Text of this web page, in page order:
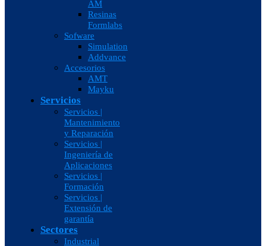
AM
Resinas
Formlabs
Sofware
Simulation
Addvance
Accesorios
AMT
Mayku
Servicios
Servicios |
Mantenimiento
y Reparación
Servicios |
Ingeniería de
Aplicaciones
Servicios |
Formación
Servicios |
Extensión de
garantía
Sectores
Industrial